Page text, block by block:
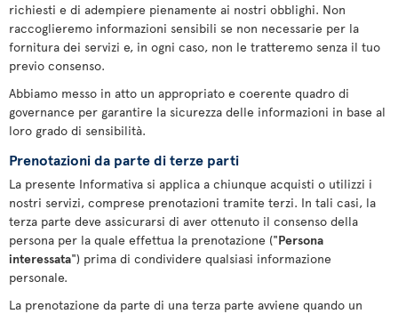
richiesti e di adempiere pienamente ai nostri obblighi. Non
raccoglieremo informazioni sensibili se non necessarie per la
fornitura dei servizi e, in ogni caso, non le tratteremo senza il tuo
previo consenso.
Abbiamo messo in atto un appropriato e coerente quadro di
governance per garantire la sicurezza delle informazioni in base al
loro grado di sensibilità.
Prenotazioni da parte di terze parti
La presente Informativa si applica a chiunque acquisti o utilizzi i
nostri servizi, comprese prenotazioni tramite terzi. In tali casi, la
terza parte deve assicurarsi di aver ottenuto il consenso della
persona per la quale effettua la prenotazione ("Persona
interessata") prima di condividere qualsiasi informazione
personale.
La prenotazione da parte di una terza parte avviene quando un